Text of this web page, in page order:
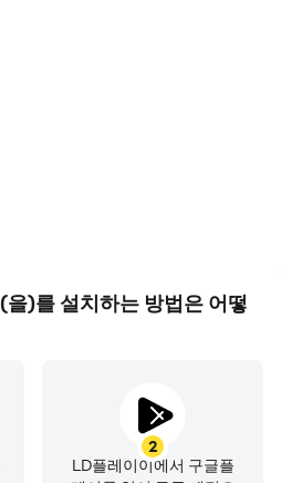
)를 설치하는 방법은 어떻
2
LD플레이이에서 구글플